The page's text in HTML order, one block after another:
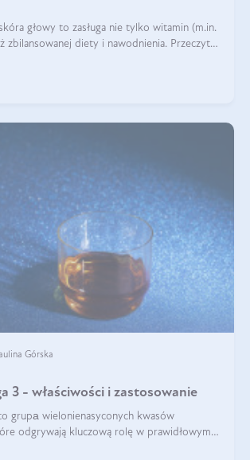
głowy to zasługa nie tylko witamin (m.in.
zbilansowanej diety i nawodnienia. Przeczytaj
Górska
3 - właściwości i zastosowanie
grupа wielonienasyconych kwasów
odgrywają kluczową rolę w prawidłowym